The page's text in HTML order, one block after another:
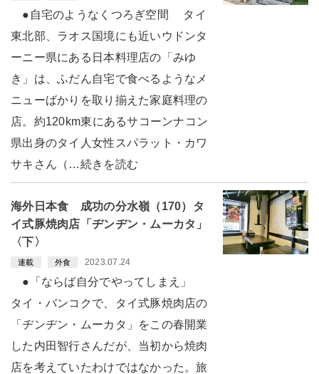
●自宅のようなくつろぎ空間 タイ
東北部、ラオス国境にも近いウドンタ
ーニー県にある日本料理店の「みゆ
き」は、ふだん自宅で食べるようなメ
ニューばかりを取り揃えた家庭料理の
店。約120km東にあるサコーンナコン
県出身のタイ人女性スパラット・カワ
サキさん（…続きを読む
海外日本食 成功の分水嶺（170）タ
イ式豚焼肉店「ヂンヂン・ムーカタ」
〈下〉
連載 外食 2023.07.24
●「ならば自分でやってしまえ」
タイ・バンコクで、タイ式豚焼肉店の
「ヂンヂン・ムーカタ」をこの春開業
した内田智行さんだが、当初から焼肉
店を考えていたわけではなかった。旅